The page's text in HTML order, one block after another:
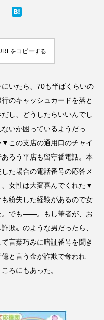
をコピーする
いたら、70も半ばくらいの
のキャッシュカードを落と
し、どうしたらいいんでし
いか困っているようだっ
この支店の通用口のチャイ
ろう平店も留守番電話。本
た場合の電話番号の応答メ
女性は大変喜んでくれた▼
紛失した経験があるので女
。でも――。もし筆者が、お
欺〟のような男だったら、
言葉巧みに暗証番号を聞き
と言う金が詐欺で奪われ
ろにもあった。